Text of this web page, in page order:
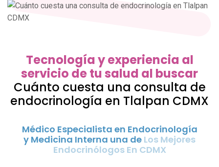
Tecnología y experiencia al
servicio de tu salud al buscar
Cuánto cuesta una consulta de
endocrinología en Tlalpan CDMX
Médico Especialista en Endocrinología
y Medicina Interna una de Los Mejores
Endocrinólogos En CDMX